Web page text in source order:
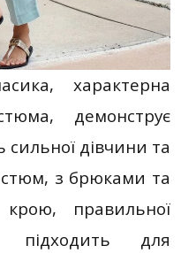
характерна
демонструє
дівчини та
з брюками та
правильної
підходить для